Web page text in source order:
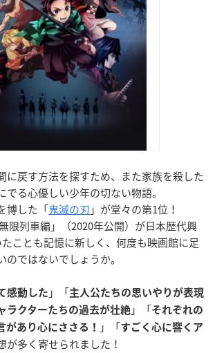
に戻す方法を探すため、また家族を殺した
でる心優しい少年の切ない物語。
博した「鬼滅の刃 」が堂々の第1位！
限列車編」（2020年公開）が日本歴代興
ことも記憶に新しく、何度も映画館に足
ではないでしょうか。
感動した 」「主人公たちの思いやりが表現
ラクターたちの過去が壮絶 」「それぞれの
があり心にささる！
」「すごく心に響くア
が多く寄せられました！